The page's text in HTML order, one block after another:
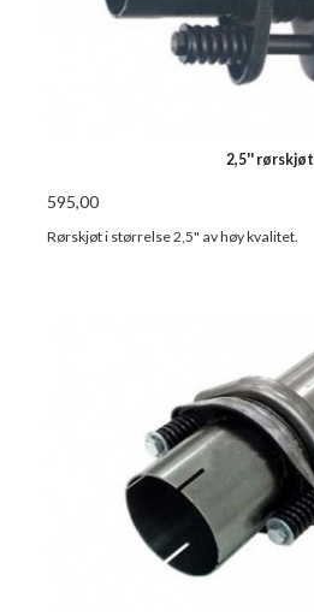
2,5'' rørskjøt
595,00
Rørskjøt i størrelse 2,5" av høy kvalitet.